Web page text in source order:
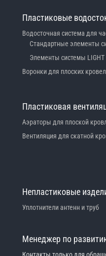
Пластиковые
Водосточная система для
Стандартные элементы
Элементы системы LIGHT
Воронки для плоских
Пластиковая
Аэраторы для плоской
Вентиляция для скатной
Непластиковые
Уплотнители антенн и труб
Менеджер по
Контакты только для